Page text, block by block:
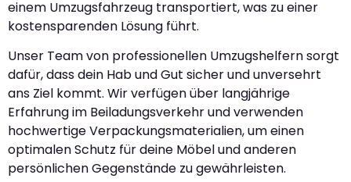
einem Umzugsfahrzeug transportiert, was zu einer
kostensparenden Lösung führt.
Unser Team von professionellen Umzugshelfern sorgt
dafür, dass dein Hab und Gut sicher und unversehrt
ans Ziel kommt. Wir verfügen über langjährige
Erfahrung im Beiladungsverkehr und verwenden
hochwertige Verpackungsmaterialien, um einen
optimalen Schutz für deine Möbel und anderen
persönlichen Gegenstände zu gewährleisten.